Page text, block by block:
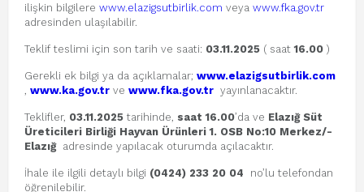
ilişkin bilgilere www.elazigsutbirlik.com veya www.fka.gov.tr
adresinden ulaşılabilir.
Teklif teslimi için son tarih ve saati: 03.11.2025 ( saat16.00 )
Gerekli ek bilgi ya da açıklamalar; www.elazigsutbirlik.com
, www.ka.gov.tr ve www.fka.gov.tr yayınlanacaktır.
Teklifler, 03.11.2025 tarihinde, saat 16.00’da ve Elazığ Süt
Üreticileri Birliği Hayvan Ürünleri 1. OSB No:10 Merkez/-
Elazığadresinde yapılacak oturumda açılacaktır.
İhale ile ilgili detaylı bilgi (0424) 233 20 04
no’lu telefondan
öğrenilebilir.